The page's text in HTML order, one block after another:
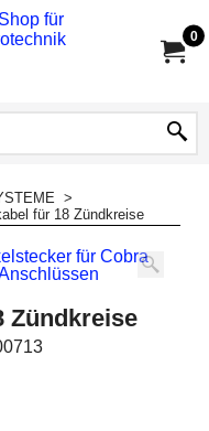
0
>
für 18 Zündkreise
Zündkreise